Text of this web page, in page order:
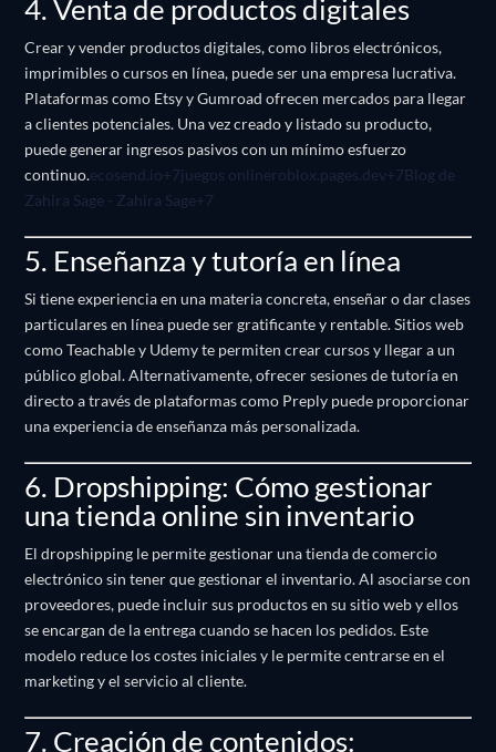
4. Venta de productos digitales
Crear y vender productos digitales, como libros electrónicos,
imprimibles o cursos en línea, puede ser una empresa lucrativa.
Plataformas como Etsy y Gumroad ofrecen mercados para llegar
a clientes potenciales. Una vez creado y listado su producto,
puede generar ingresos pasivos con un mínimo esfuerzo
continuo.ecosend.io+7juegos onlineroblox.pages.dev+7Blog de
Zahira Sage - Zahira Sage+7
5. Enseñanza y tutoría en línea
Si tiene experiencia en una materia concreta, enseñar o dar clases
particulares en línea puede ser gratificante y rentable. Sitios web
como Teachable y Udemy te permiten crear cursos y llegar a un
público global. Alternativamente, ofrecer sesiones de tutoría en
directo a través de plataformas como Preply puede proporcionar
una experiencia de enseñanza más personalizada.
6. Dropshipping: Cómo gestionar
una tienda online sin inventario
El dropshipping le permite gestionar una tienda de comercio
electrónico sin tener que gestionar el inventario. Al asociarse con
proveedores, puede incluir sus productos en su sitio web y ellos
se encargan de la entrega cuando se hacen los pedidos. Este
modelo reduce los costes iniciales y le permite centrarse en el
marketing y el servicio al cliente.
7. Creación de contenidos: